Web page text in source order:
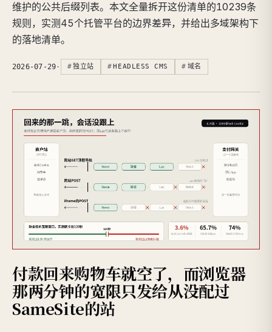
维护的公共后缀列表。本文全量拆开这份清单的10239条
规则，实测45个托管平台的边界差异，并给出多域架构下
的落地清单。
2026-07-29 · 独立站 HEADLESS CMS 域名
付款回来购物车就空了，而浏览器
那两分钟的宽限只发给从没配过
SameSite的站